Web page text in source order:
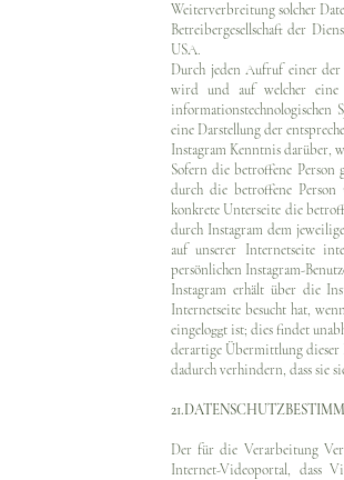
Weiterverbreitung solcher
Betreibergesellschaft der
USA.
Durch jeden Aufruf einer
wird und auf welcher eine
informationstechnologischen
eine Darstellung der
Instagram Kenntnis darüber,
Sofern die betroffene
durch die betroffene Person
konkrete Unterseite die
durch Instagram dem
auf unserer Internetseite
persönlichen Instagram-
Instagram erhält über die
Internetseite besucht hat,
eingeloggt ist; dies findet
derartige Übermittlung
dadurch verhindern, dass sie
Der für die Verarbeitung
Internet-Videoportal, dass